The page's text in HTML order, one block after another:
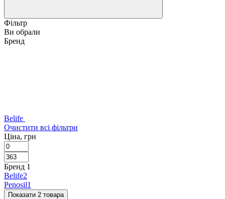
Фільтр
Ви обрали
Бренд
Belife
Очистити всі фільтри
Ціна, грн
Бренд 1
Belife2
Penosil1
Показати 2 товара